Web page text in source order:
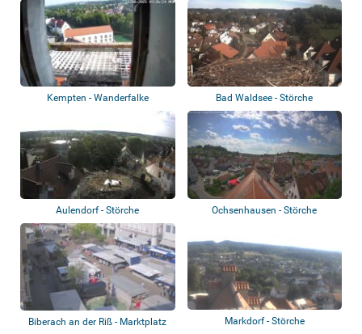
Kempten - Wanderfalke Bad Waldsee - Störche
Aulendorf - Störche Ochsenhausen - Störche
Biberach an der Riß - Marktplatz Markdorf - Störche